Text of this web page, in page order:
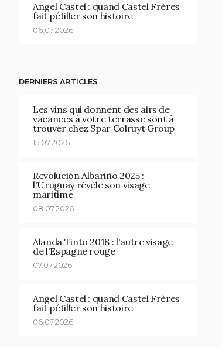
Angel Castel : quand Castel Frères
fait pétiller son histoire
06.07.2026
DERNIERS ARTICLES
Les vins qui donnent des airs de
vacances à votre terrasse sont à
trouver chez Spar Colruyt Group
15.07.2026
Revolución Albariño 2025 :
l'Uruguay révèle son visage
maritime
08.07.2026
Alanda Tinto 2018 : l'autre visage
de l'Espagne rouge
07.07.2026
Angel Castel : quand Castel Frères
fait pétiller son histoire
06.07.2026